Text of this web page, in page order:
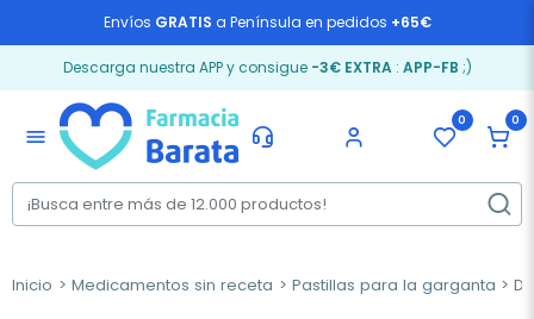
Envíos GRATIS a Península en pedidos +65€
Descarga nuestra APP y consigue -3€ EXTRA: APP-FB ;)
menu
0 0
Inicio Medicamentos sin receta Pastillas para la garganta